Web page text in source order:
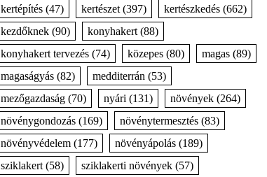
kertépítés(47) kertészet(397) kertészkedés(662)
kezdőknek(90) konyhakert(88)
konyhakert tervezés(74) közepes(80) magas(89)
magaságyás(82) medditerrán (53)
mezőgazdaság(70) nyári (131) növények(264)
növénygondozás(169) növénytermesztés(83)
növényvédelem(177) növényápolás(189)
sziklakert(58) sziklakerti növények(57)